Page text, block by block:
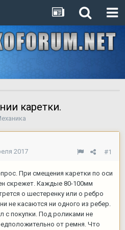
каретки.
#1
2017
При смещения каретки по оси
скрежет. Каждые 80-100мм
о шестеренку или о ребро
не касаются ни одного из ребер.
с покупки. Под роликами не
от ремня. Что